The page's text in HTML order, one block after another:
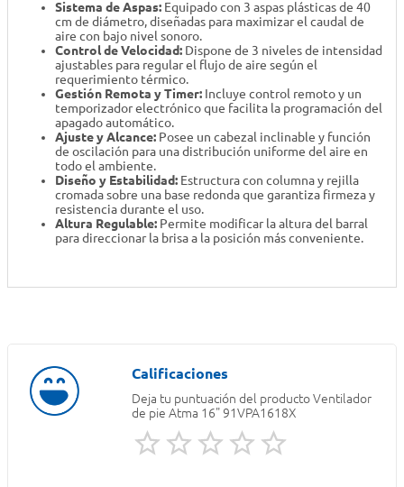
Sistema de Aspas: Equipado con 3 aspas plásticas de 40
cm de diámetro, diseñadas para maximizar el caudal de
aire con bajo nivel sonoro.
Control de Velocidad: Dispone de 3 niveles de intensidad
ajustables para regular el flujo de aire según el
requerimiento térmico.
Gestión Remota y Timer: Incluye control remoto y un
temporizador electrónico que facilita la programación del
apagado automático.
Ajuste y Alcance: Posee un cabezal inclinable y función
de oscilación para una distribución uniforme del aire en
todo el ambiente.
Diseño y Estabilidad: Estructura con columna y rejilla
cromada sobre una base redonda que garantiza firmeza y
resistencia durante el uso.
Altura Regulable: Permite modificar la altura del barral
para direccionar la brisa a la posición más conveniente.
Deja tu puntuación del producto Ventilador
de pie Atma 16" 91VPA1618X